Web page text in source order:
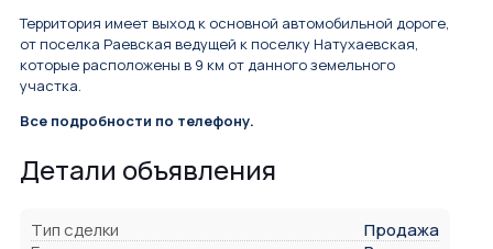
Территория имеет выход к основной автомобильной дороге,
от поселка Раевская ведущей к поселку Натухаевская,
которые расположены в 9 км от данного земельного
участка.
Все подробности по телефону.
Детали объявления
Тип сделки
Продажа